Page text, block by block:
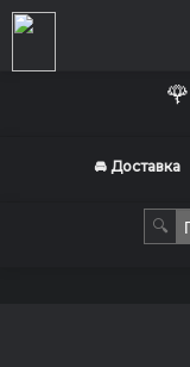
🌹
🚘 Доставка
🔍